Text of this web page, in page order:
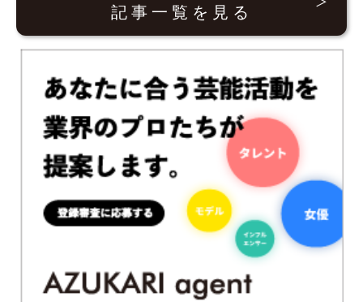
記事一覧を見る